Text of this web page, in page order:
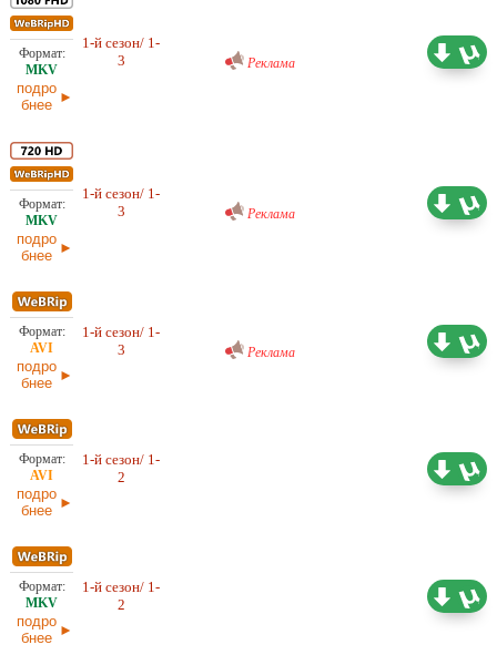
подро
бнее
1-й сезон/ 1-
3
Реклама
подро
бнее
1-й сезон/ 1-
3
Реклама
подро
бнее
1-й сезон/ 1-
3
Реклама
подро
бнее
1-й сезон/ 1-
2
подро
бнее
1-й сезон/ 1-
2